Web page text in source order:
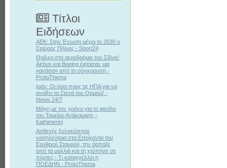
Τίτλοι
Ειδήσεων
ΑΕΚ: Στην Ένωση μέχρι το 2030 ο
Σταύρος Πήλιος - Sport24
Θρίλερ στο αεροδρόμιο του Σίδνεϊ:
Airbus και Boeing έφτασαν μια
«ανάσα» από τη σύγκρουση -
ProtoThema
Ιράν: Οι όροι προς τις ΗΠΑ για να
ανοίξει τα Στενά του Ορμούζ -
News 24/7
Μάχη με τον χρόνο για το φινάλε
του Ταμείου Ανάκαμψης -
Kathimerini
Ασθενής ξυλοκόπησε
νοσηλεύτρια στα Επείγοντα του
Ερυθρού Σταυρού, την άρπαξε
από τα μαλλιά και τη χτύπησε σε
πόρτες - Τι καταγγέλλει η
ΠΟΕΔΗΝ - ProtoThema